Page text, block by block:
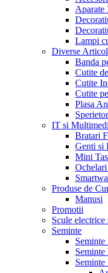
Aparate
Lampi
Diverse
Banda
Cutite
Cutite
Cutite
Plasa
IT si
Bratari
Genti si
Mini
Produse de
Manusi
Promotii
Scule
Seminte
Seminte